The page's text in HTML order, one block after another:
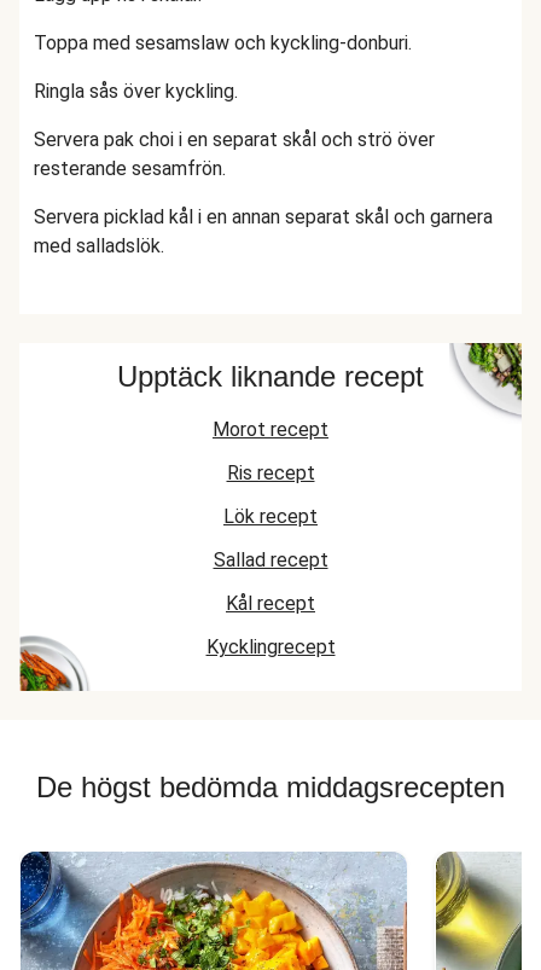
Toppa med sesamslaw och kyckling-donburi.
Ringla sås över kyckling.
Servera pak choi i en separat skål och strö över
resterande sesamfrön.
Servera picklad kål i en annan separat skål och garnera
med salladslök.
Upptäck liknande recept
Morot recept
Ris recept
Lök recept
Sallad recept
Kål recept
Kycklingrecept
De högst bedömda middagsrecepten